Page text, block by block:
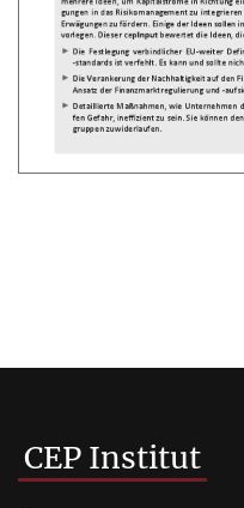
CEP Institut